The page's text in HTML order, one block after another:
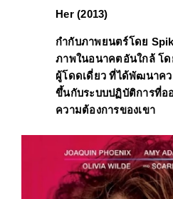
Her (2013)
กำกับภาพยนตร์โดย
ภาพในอนาคตอันใกล้ โด
ผู้โดดเดี่ยว ที่ได้พัฒนาคว
ขึ้นกับระบบปฏิบัติการที่อ
ความต้องการของเขา